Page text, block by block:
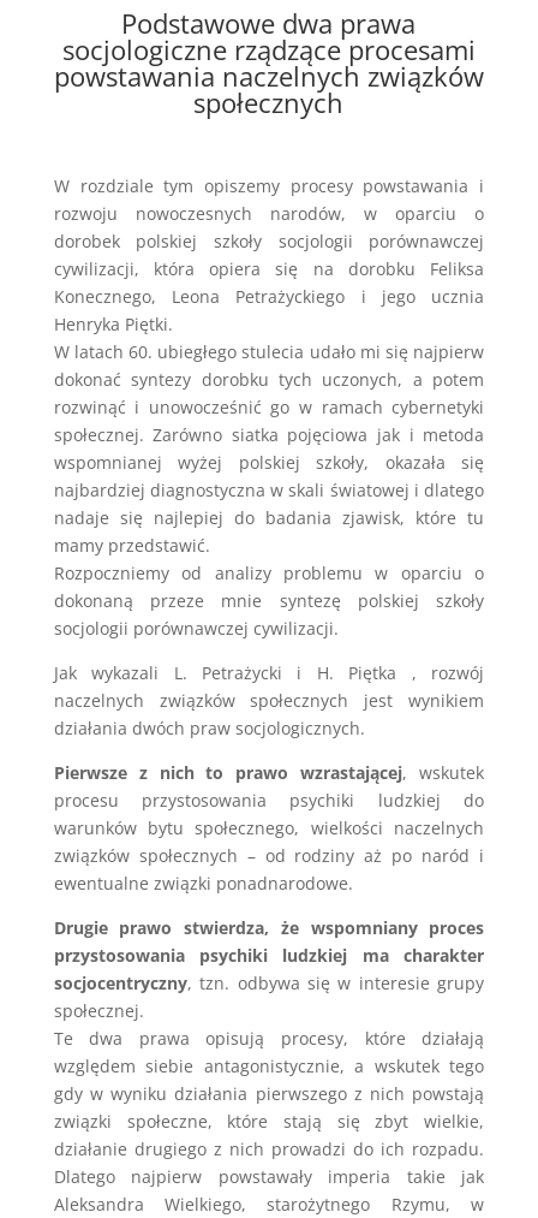
Podstawowe dwa prawa
socjologiczne rządzące procesami
powstawania naczelnych związków
społecznych
W rozdziale tym opiszemy procesy powstawania i
rozwoju nowoczesnych narodów, w oparciu o
dorobek polskiej szkoły socjologii porównawczej
cywilizacji, która opiera się na dorobku Feliksa
Konecznego, Leona Petrażyckiego i jego ucznia
Henryka Piętki.
W latach 60. ubiegłego stulecia udało mi się najpierw
dokonać syntezy dorobku tych uczonych, a potem
rozwinąć i unowocześnić go w ramach cybernetyki
społecznej. Zarówno siatka pojęciowa jak i metoda
wspomnianej wyżej polskiej szkoły, okazała się
najbardziej diagnostyczna w skali światowej i dlatego
nadaje się najlepiej do badania zjawisk, które tu
mamy przedstawić.
Rozpoczniemy od analizy problemu w oparciu o
dokonaną przeze mnie syntezę polskiej szkoły
socjologii porównawczej cywilizacji.
Jak wykazali L. Petrażycki i H. Piętka , rozwój
naczelnych związków społecznych jest wynikiem
działania dwóch praw socjologicznych.
Pierwsze z nich to prawo wzrastającej, wskutek
procesu przystosowania psychiki ludzkiej do
warunków bytu społecznego, wielkości naczelnych
związków społecznych – od rodziny aż po naród i
ewentualne związki ponadnarodowe.
Drugie prawo stwierdza, że wspomniany proces
przystosowania psychiki ludzkiej ma charakter
socjocentryczny, tzn. odbywa się w interesie grupy
społecznej.
Te dwa prawa opisują procesy, które działają
względem siebie antagonistycznie, a wskutek tego
gdy w wyniku działania pierwszego z nich powstają
związki społeczne, które stają się zbyt wielkie,
działanie drugiego z nich prowadzi do ich rozpadu.
Dlatego najpierw powstawały imperia takie jak
Aleksandra Wielkiego, starożytnego Rzymu, w